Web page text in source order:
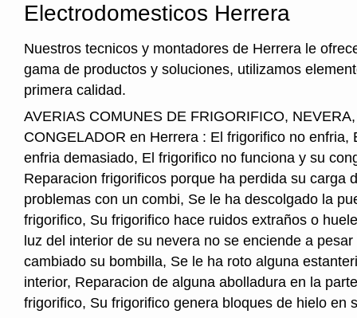
Electrodomesticos Herrera
Nuestros tecnicos y montadores de Herrera le
gama de productos y soluciones, utilizamos
primera calidad.
AVERIAS COMUNES DE FRIGORIFICO,
CONGELADOR en Herrera : El frigorifico no enfria,
enfria demasiado, El frigorifico no funciona y su
Reparacion frigorificos porque ha perdida su carga
problemas con un combi, Se le ha descolgado la
frigorifico, Su frigorifico hace ruidos extraños o
luz del interior de su nevera no se enciende a
cambiado su bombilla, Se le ha roto alguna
interior, Reparacion de alguna abolladura en la
frigorifico, Su frigorifico genera bloques de hielo en